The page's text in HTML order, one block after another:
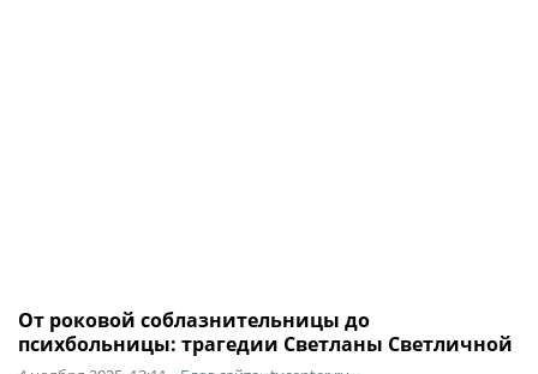
От роковой соблазнительницы до
психбольницы: трагедии Светланы Светличной